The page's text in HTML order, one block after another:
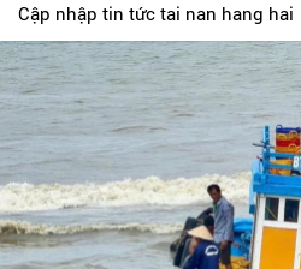
Cập nhập tin tức tai nan hang hai